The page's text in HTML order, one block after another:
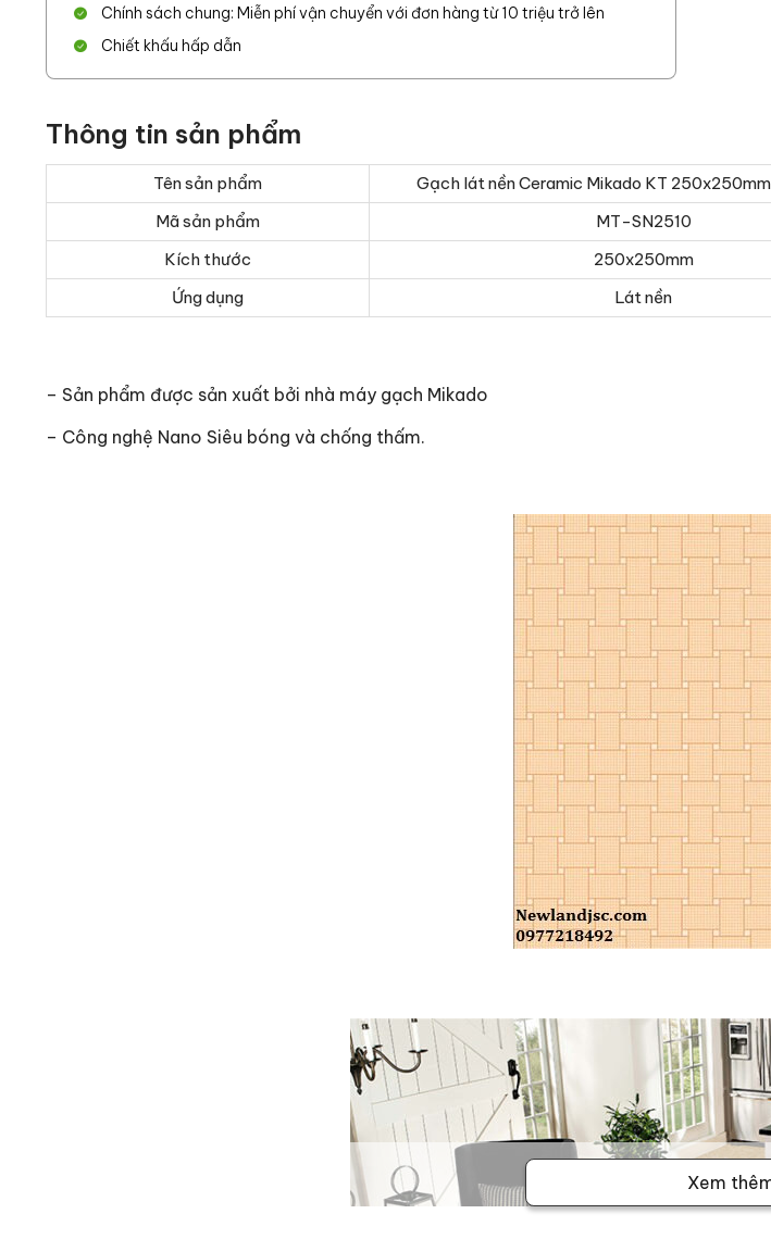
Chính sách chung: Miễn phí vận chuyển với đơn hàng từ 10 triệu trở lên
Chiết khấu hấp dẫn
Thông tin sản phẩm
Tên sản phẩm
Gạch lát nền Ceramic Mikado KT
Mã sản phẩm
MT-SN2510
Kích thước
250x250mm
Ứng dụng
Lát nền
– Sản phẩm được sản xuất bởi nhà máy gạch Mikado
– Công nghệ Nano Siêu bóng và chống thấm.
Xem